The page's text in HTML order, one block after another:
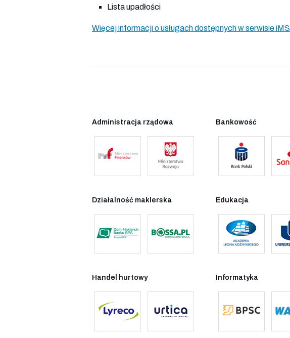
Lista upadłości
Więcej informacji o usługach dostępnych w serwisie
Administracja rządowa Bankowość
Działalność maklerska Edukacja
Handel hurtowy Informatyka